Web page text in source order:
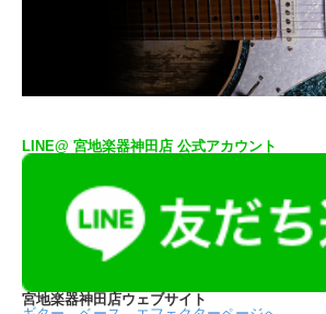
LINE@ 宮地楽器神田店 公式アカウント
宮地楽器神田店ウェブサイト